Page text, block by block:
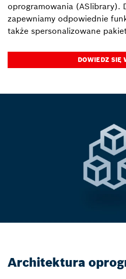
oprogramowania (ASlibrary).
zapewniamy odpowiednie
także spersonalizowane
DOWIEDZ SIĘ
Architektura